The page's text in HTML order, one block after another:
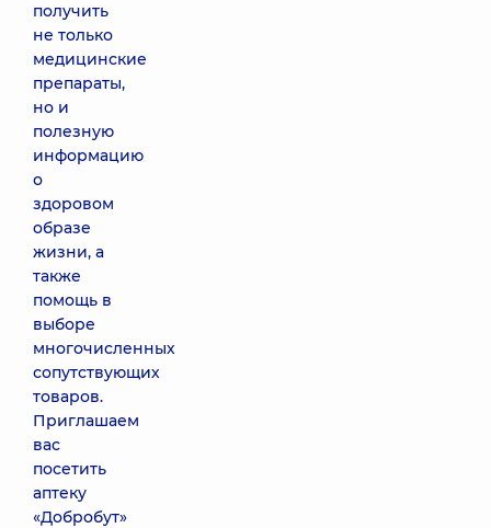
получить
не только
медицинские
препараты,
но и
полезную
информацию
о
здоровом
образе
жизни, а
также
помощь в
выборе
многочисленных
сопутствующих
товаров.
Приглашаем
вас
посетить
аптеку
«Добробут»